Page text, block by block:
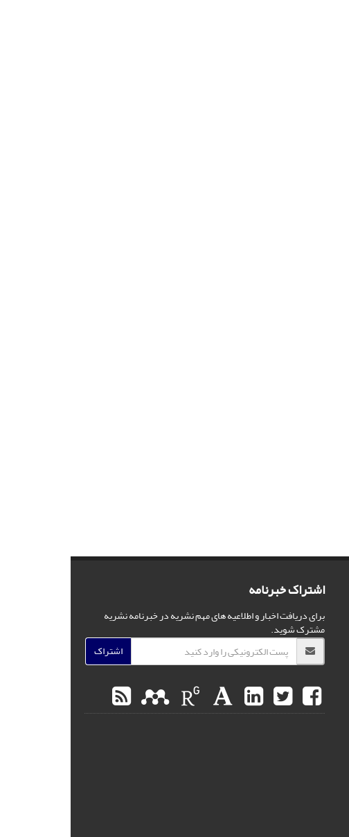
اشتراک خبرنامه
برای دریافت اخبار و اطلاعیه های مهم نشریه در خبرنامه نشریه
مشترک شوید.
اشتراک